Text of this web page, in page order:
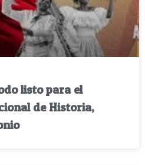
listo para el
de Historia,